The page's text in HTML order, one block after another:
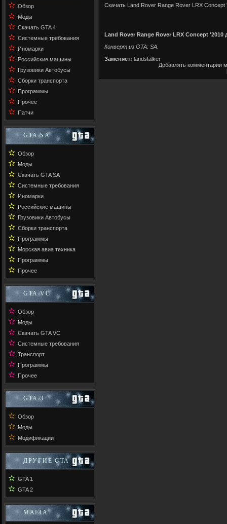
✫ Обзор
✫ Моды
✫ Скачать GTA 4
✫ Системные требования
✫ Иномарки
✫ Российские машины
✫ Грузовики Автобусы
✫ Сборки транспорта
✫ Программы
✫ Прочее
✫ Патчи
GTA SA
✫ Обзор
✫ Моды
✫ Скачать GTA SA
✫ Системные требования
✫ Иномарки
✫ Российские машины
✫ Грузовики Автобусы
✫ Сборки транспорта
✫ Программы
✫ Морская авиа техника
✫ Программы
✫ Прочее
GTA VC
✫ Обзор
✫ Моды
✫ Скачать GTA VC
✫ Системные требования
✫ Транспорт
✫ Программы
✫ Прочее
GTA 3
✫ Обзор
✫ Моды
✫ Модификации
ДРУГИЕ GTA
✫ GTA 1
✫ GTA 2
MAFIA
Скачать Land Rover Range Rover LRX Concept
Land Rover Range Rover LRX Concept '2010
Конверт из GTA: SA.
Заменяет: landstalker
Добавлять комментарии